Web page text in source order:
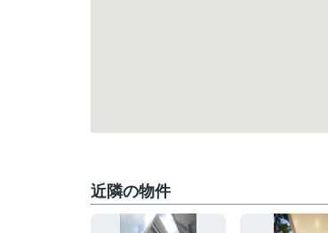
近隣の物件